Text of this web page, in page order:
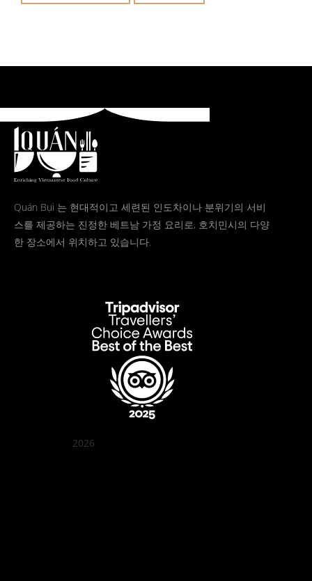
Quán Bụi 는 현대적이고 세련된 인도차이나 분위기의 서비
스를 제공하는 진정한 베트남 가정 요리로, 호치민시의 다양
한 장소에서 위치하고 있습니다.
2026